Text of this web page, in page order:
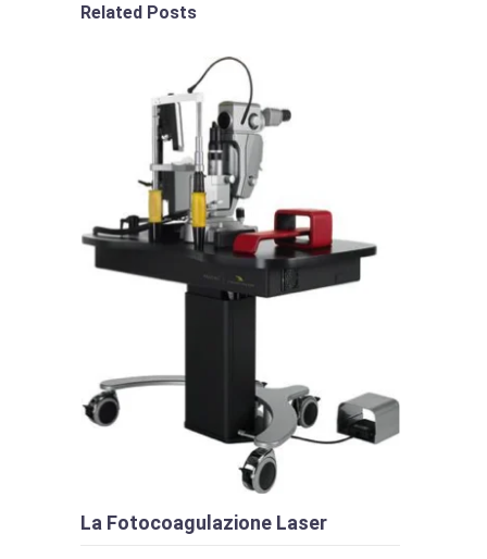
Related Posts
La Fotocoagulazione Laser